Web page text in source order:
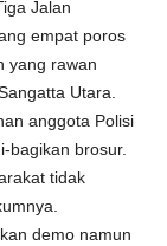
Jalan
empat poros
yang rawan
Utara.
anggota Polisi
bagikan brosur.
tidak
demo namun